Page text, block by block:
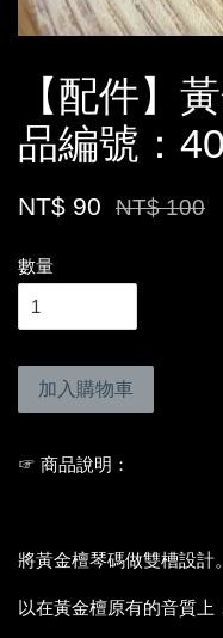
【配件】
品編號：
NT$ 90 NT$ 100
數量
加入購物車
☞ 商品說明：
將黃金檀琴碼做雙槽設計。
以在黃金檀原有的音質上